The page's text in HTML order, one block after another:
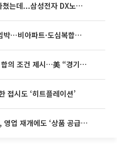
3445억 자사주 지급 마쳤는데...삼성전자 DX노조, 뒤늦은 '떼쓰기 집회'
영끌 '주택공급' 대책 임박⋯비아파트·도심복합까지 총동원
이란, 미국에 호르무즈 합의 조건 제시…美 “경기 아직 안 끝나” [종합]
접시도 ‘히트플레이션’
‘회생 D-3주’ 홈플러스, 영업 재개에도 ‘상품 공급망’ 복구가 생존 관건